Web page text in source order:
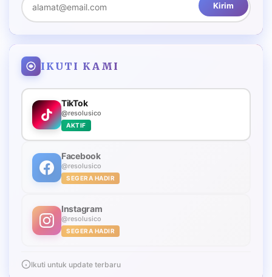
Kirim
IKUTI KAMI
TikTok
@resolusico
AKTIF
Facebook
@resolusico
SEGERA HADIR
Instagram
@resolusico
SEGERA HADIR
Ikuti untuk update terbaru